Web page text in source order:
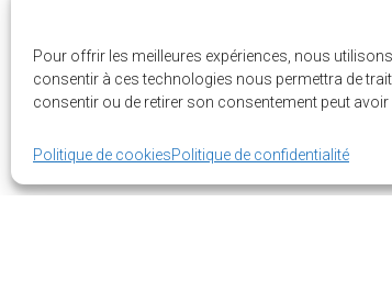
Pour offrir les meilleures expériences, nous
consentir à ces technologies nous permettra de
consentir ou de retirer son consentement peut
Politique de cookiesPolitique de confidentialité
d’exercer une action
collective intentée ré...